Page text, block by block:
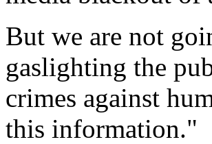
But we are not
gaslighting the
crimes against
this information."